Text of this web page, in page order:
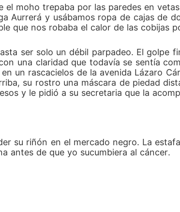
moho trepaba por las paredes en
Aurrerá y usábamos ropa de cajas de
que nos robaba el calor de las cobijas
ser solo un débil parpadeo. El golpe
una claridad que todavía se sentía
un rascacielos de la avenida Lázaro
su rostro una máscara de piedad
y le pidió a su secretaria que la
su riñón en el mercado negro. La
antes de que yo sucumbiera al cáncer.